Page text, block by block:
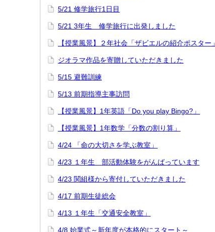
5/21 修学旅行1日目
5/21 3年生 修学旅行に出発しました
【授業風景】２年社会「ザビエルの紹介ポスター」
ジオラマ作品を寄贈していただきました
5/15 避難訓練
5/13 前期指導主事訪問
【授業風景】1年英語「Do you play Bingo?」
【授業風景】1年数学「分数の割り算」
4/24 「命の大切さを学ぶ教室」
4/23 １年生 部活動体験をがんばっています
4/23 関組様から寄付していただきました
4/17 前期生徒総会
4/13 １年生「交通安全教室」
4/8 始業式～新年度が本格的にスタート～